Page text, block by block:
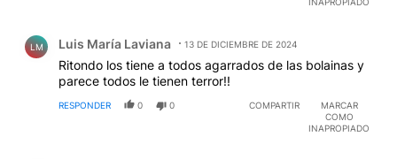
INAPROPIADO
LM Luis María Laviana 13 DE DICIEMBRE DE 2024
Ritondo los tiene a todos agarrados de las bolainas y
parece todos le tienen terror!!
RESPONDER 0 0 COMPARTIR
MARCAR
COMO
INAPROPIADO